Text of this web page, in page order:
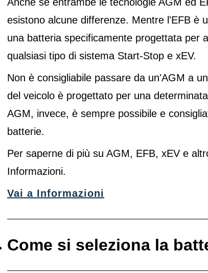
esistono alcune differenze. Mentre l'EFB è
una batteria specificamente progettata per
qualsiasi tipo di sistema Start-Stop e xEV.
Non è consigliabile passare da un'AGM a
del veicolo è progettato per una
AGM, invece, è sempre possibile e
batterie.
Per saperne di più su AGM, EFB, xEV e
Informazioni.
Vai a Informazioni
Come si seleziona la